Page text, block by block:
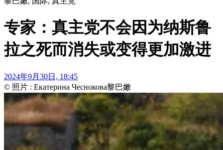
专家：真主党不会因为纳斯鲁
拉之死而消失或变得更加激进
2024年9月30日, 18:45
© 照片 : Екатерина Чеснокова黎巴嫩